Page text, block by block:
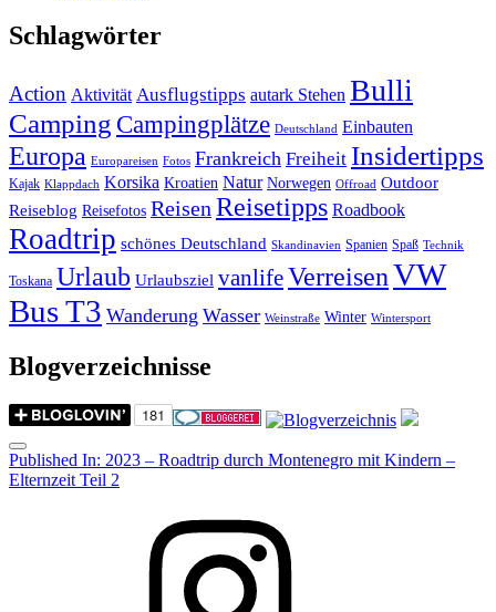
Schlagwörter
Action Aktivität Ausflugstipps autark Stehen Bulli
Camping Campingplätze Deutschland Einbauten
Europa Europareisen Fotos Frankreich Freiheit Insidertipps
Kajak Klappdach Korsika Kroatien Natur Norwegen Offroad Outdoor
Reiseblog Reisefotos ReisenReisetipps Roadbook
Roadtrip schönes Deutschland Skandinavien Spanien Spaß Technik
Toskana Urlaub Urlaubsziel vanlifeVerreisenVW
Bus T3 Wanderung Wasser Weinstraße Winter Wintersport
Blogverzeichnisse
Menu
Post
navigation
Published In: 2023 – Roadtrip durch Montenegro mit Kindern –
Elternzeit Teil 2